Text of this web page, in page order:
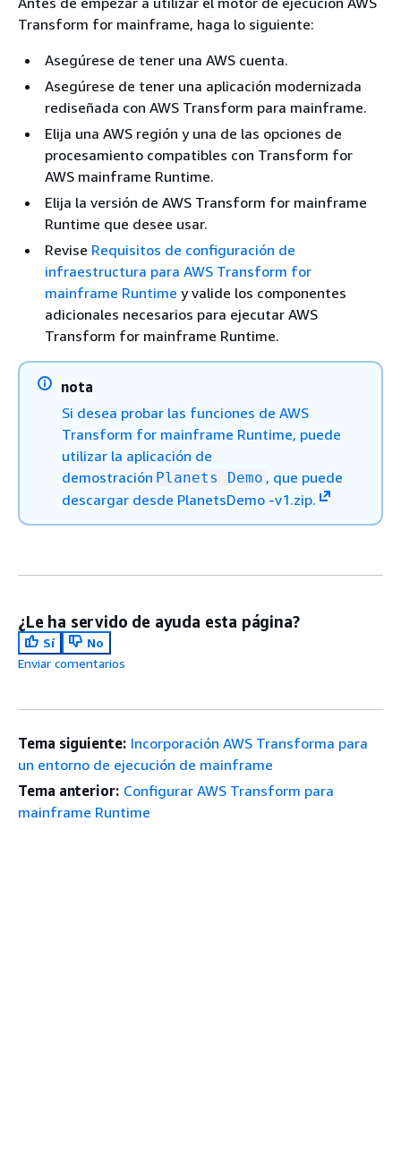
Transform for mainframe, haga lo siguiente:
Asegúrese de tener una AWS cuenta.
Asegúrese de tener una aplicación modernizada
rediseñada con AWS Transform para mainframe.
Elija una AWS región y una de las opciones de
procesamiento compatibles con Transform for
AWS mainframe Runtime.
Elija la versión de AWS Transform for mainframe
Runtime que desee usar.
Revise Requisitos de configuración de
infraestructura para AWS Transform for
mainframe Runtime y valide los componentes
adicionales necesarios para ejecutar AWS
Transform for mainframe Runtime.
nota
Si desea probar las funciones de AWS
Transform for mainframe Runtime, puede
utilizar la aplicación de
demostración Planets Demo , que puede
descargar desde PlanetsDemo -v1.zip.
¿Le ha servido de ayuda esta página?
Sí
No
Enviar comentarios
Tema siguiente: Incorporación AWS Transforma para
un entorno de ejecución de mainframe
Tema anterior: Configurar AWS Transform para
mainframe Runtime